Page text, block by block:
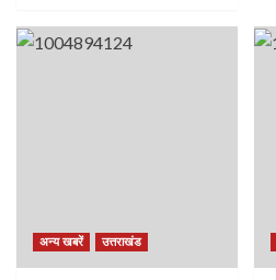
अन्य खबरें उत्तराखंड